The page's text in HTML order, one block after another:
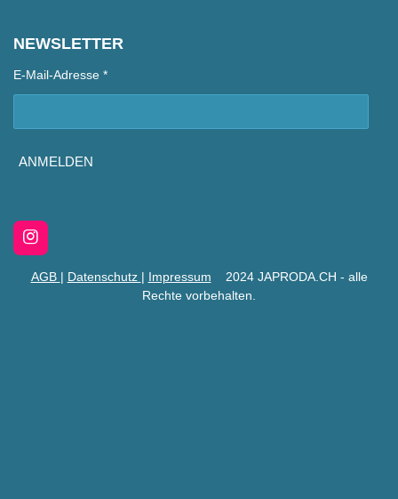
NEWSLETTER
E-Mail-Adresse *
ANMELDEN
I
n
s
AGB | Datenschutz | Impressum 2024 JAPRODA.CH - alle
Rechte vorbehalten.